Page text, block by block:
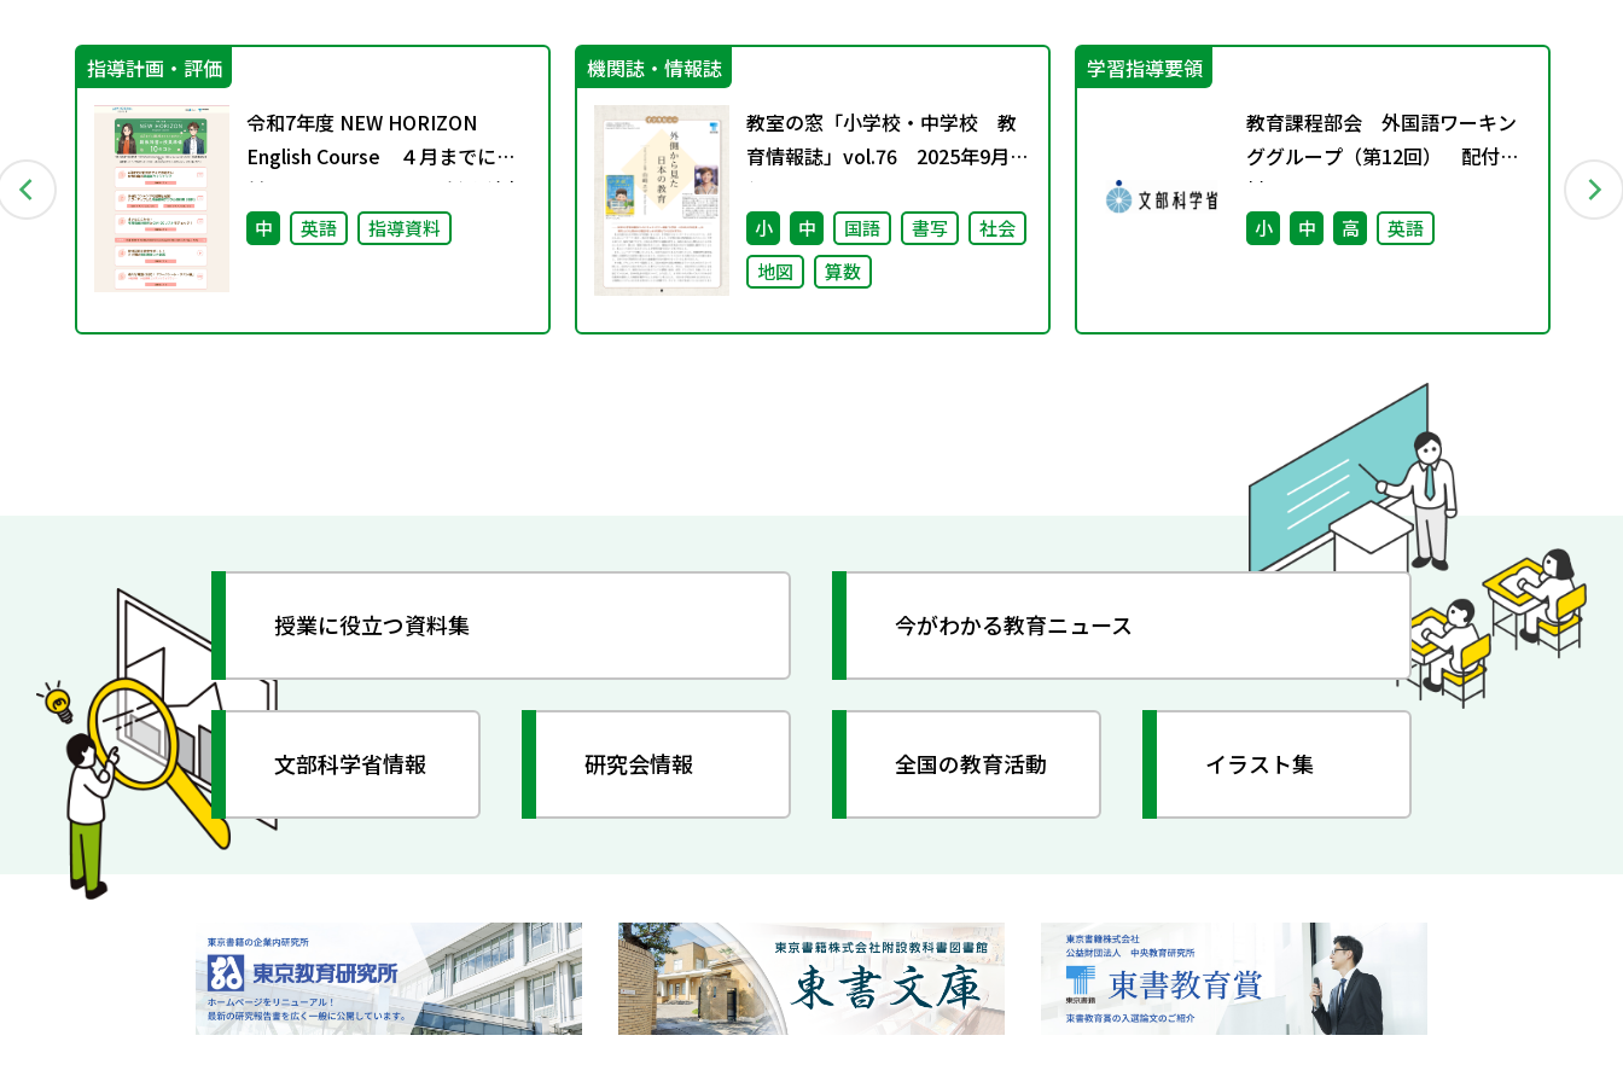
指導計画・評価
令和7年度 NEW HORIZON
English Course ４月までに絶
対におさえておきたい 新教科書
の授業準備 10のコト
中 英語 指導資料
機関誌・情報誌
教室の窓「小学校・中学校 教
育情報誌」vol.76 2025年9月発
行
小 中 国語 書写
社会
地図
算数
学習指導要領
教育課程部会 外国語ワーキン
ググループ（第12回） 配付資
料
小 中 高 英語
授業に役立つ資料集 今がわかる教育ニュース
文部科学省情報 研究会情報 全国の教育活動 イラスト集